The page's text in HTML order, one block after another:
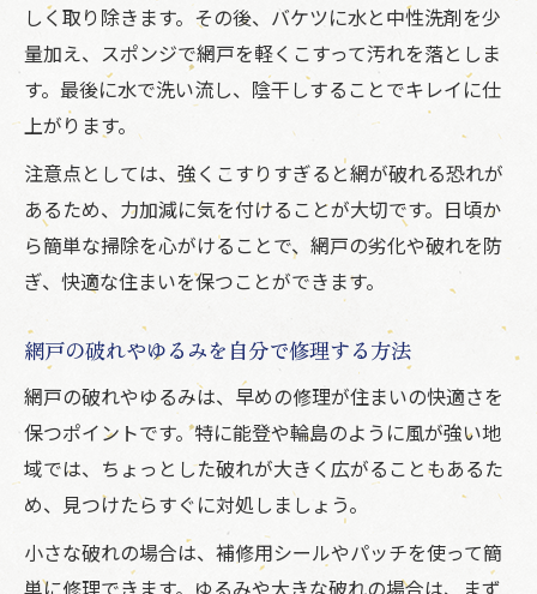
しく取り除きます。その後、バケツに水と中性洗剤を少
量加え、スポンジで網戸を軽くこすって汚れを落としま
す。最後に水で洗い流し、陰干しすることでキレイに仕
上がります。
注意点としては、強くこすりすぎると網が破れる恐れが
あるため、力加減に気を付けることが大切です。日頃か
ら簡単な掃除を心がけることで、網戸の劣化や破れを防
ぎ、快適な住まいを保つことができます。
網戸の破れやゆるみを自分で修理する方法
網戸の破れやゆるみは、早めの修理が住まいの快適さを
保つポイントです。特に能登や輪島のように風が強い地
域では、ちょっとした破れが大きく広がることもあるた
め、見つけたらすぐに対処しましょう。
小さな破れの場合は、補修用シールやパッチを使って簡
単に修理できます。ゆるみや大きな破れの場合は、まず